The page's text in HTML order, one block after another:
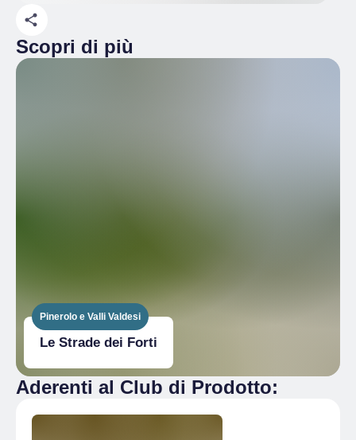
Scopri di più
Pinerolo e Valli Valdesi
Le Strade dei Forti
Aderenti al Club di Prodotto: